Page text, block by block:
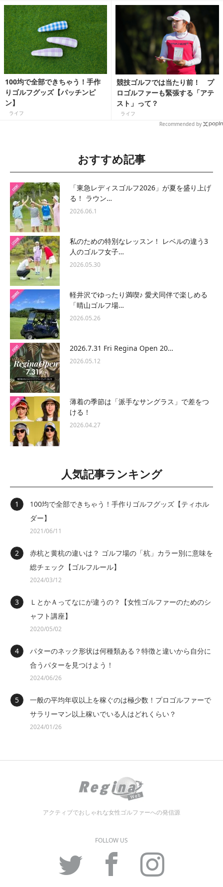
100均で全部できちゃう！手作
りゴルフグッズ【パッチンピ
ン】
ライフ
競技ゴルフでは当たり前！ プ
ロゴルファーも緊張する「アテ
スト」って？
ライフ
Recommended by
おすすめ記事
「東急レディスゴルフ2026」が夏を盛り上げ
る！ ラウン…
2026.06.1
私のための特別なレッスン！ レベルの違う3
人のゴルフ女子…
2026.05.30
軽井沢でゆったり満喫♪ 愛犬同伴で楽しめる
「晴山ゴルフ場…
2026.05.26
2026.7.31 Fri Regina Open 20…
2026.05.12
薄着の季節は「派手なサングラス」で差をつ
ける！
2026.04.27
人気記事ランキング
100均で全部できちゃう！手作りゴルフグッズ【ティホル
ダー】
2021/06/11
赤杭と黄杭の違いは？ ゴルフ場の「杭」カラー別に意味を
総チェック【ゴルフルール】
2024/03/12
ＬとかＡってなにが違うの？【女性ゴルファーのためのシ
ャフト講座】
2020/05/02
パターのネック形状は何種類ある？特徴と違いから自分に
合うパターを見つけよう！
2024/06/26
一般の平均年収以上を稼ぐのは極少数！プロゴルファーで
サラリーマン以上稼いでいる人はどれくらい？
2024/01/26
アクティブでおしゃれな女性ゴルファーへの発信源
FOLLOW US
Facebook Instagram